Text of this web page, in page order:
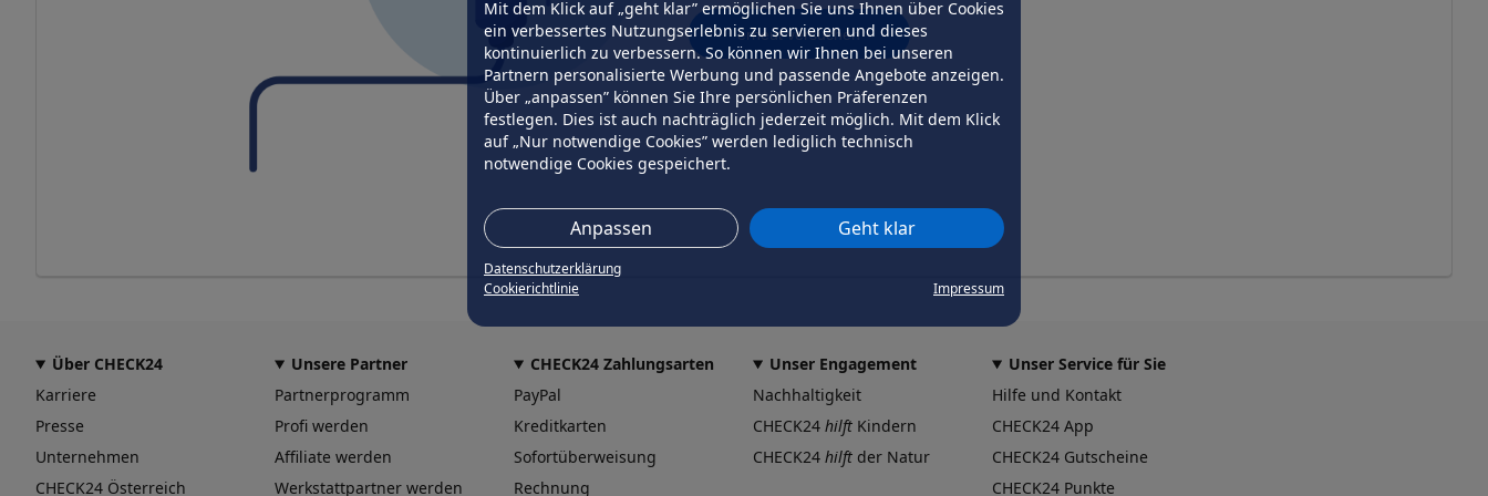
Mit dem Klick auf „geht klar” ermöglichen Sie uns Ihnen über Cookies
ein verbessertes Nutzungserlebnis zu servieren und dieses
kontinuierlich zu verbessern. So können wir Ihnen bei unseren
Partnern personalisierte Werbung und passende Angebote anzeigen.
Über „anpassen” können Sie Ihre persönlichen Präferenzen
festlegen. Dies ist auch nachträglich jederzeit möglich. Mit dem Klick
auf „Nur notwendige Cookies” werden lediglich technisch
notwendige Cookies gespeichert.
Anpassen Geht klar
Datenschutzerklärung
Cookierichtlinie
Impressum
erneut versuchen
Über CHECK24
Karriere
Presse
Unternehmen
CHECK24 Österreich
Unsere Partner
Partnerprogramm
Profi werden
Affiliate werden
Werkstattpartner werden
CHECK24 Zahlungsarten
PayPal
Kreditkarten
Sofortüberweisung
Rechnung
Unser Engagement
Nachhaltigkeit
CHECK24 hilft Kindern
CHECK24 hilft der Natur
Unser Service für Sie
Hilfe und Kontakt
CHECK24 App
CHECK24 Gutscheine
CHECK24 Punkte